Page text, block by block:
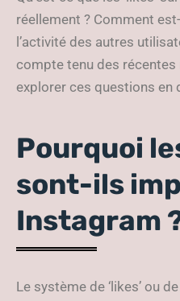
réellement ? Comment
l’activité des autres
compte tenu des
explorer ces questions en
Pourquoi
sont-ils
Instagram
Le système de ‘likes’ ou